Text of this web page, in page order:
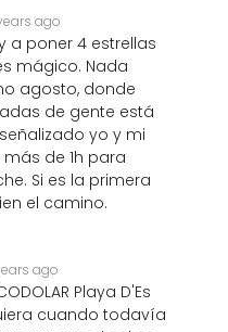
ago
a poner 4 estrellas
mágico. Nada
agosto, donde
de gente está
yo y mi
de 1h para
Si es la primera
el camino.
ago
Playa D'Es
cuando todavía